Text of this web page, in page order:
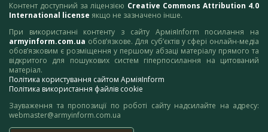
Контент доступний за ліцензією Creative Commons Attribution 4.0
International license якщо не зазначено інше.
При використанні контенту з сайту АрміяInform посилання на
armyinform.com.ua обов’язкове. Для суб’єктів у сфері онлайн-медіа
обов’язковим є розміщення у першому абзаці матеріалу прямого та
відкритого для пошукових систем гіперпосилання на цитований
матеріал.
Політика користування сайтом АрміяInform
Політика використання файлів cookie
Зауваження та пропозиції по роботі сайту надсилайте на адресу:
webmaster@armyinform.com.ua